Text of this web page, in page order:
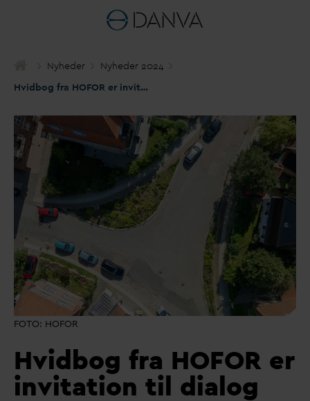
Nyheder
Nyheder 2024
Hvidbog fra HOFOR er invitation til dialog om klimaudfordringen
FOTO: HOFOR
Hvidbog fra HOFOR er
invitation til dialog